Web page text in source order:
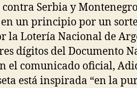
Serbia y
en un principio por un
la Lotería Nacional de
dígitos del Documento
el comunicado oficial,
está inspirada “en la